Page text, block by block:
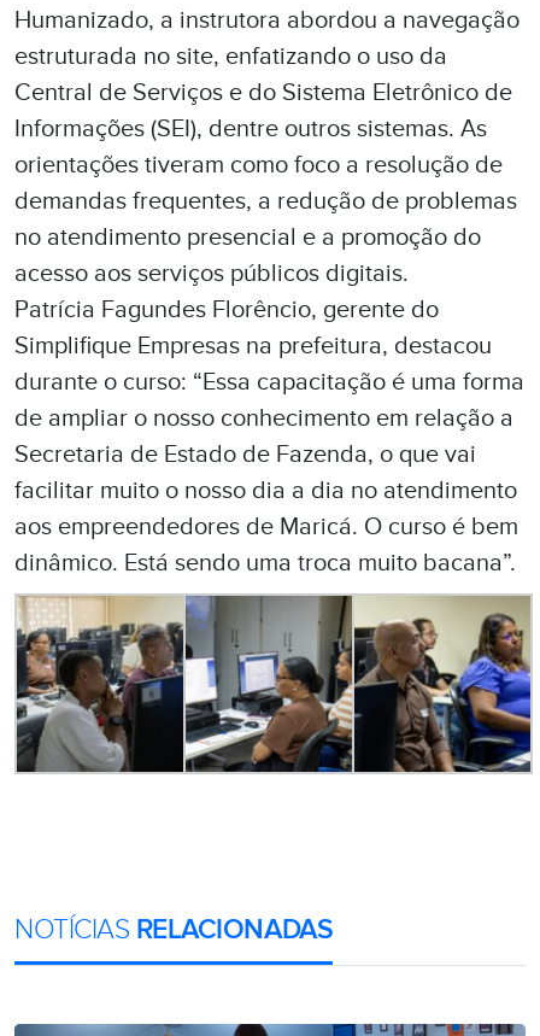
Humanizado, a instrutora abordou a navegação
estruturada no site, enfatizando o uso da
Central de Serviços e do Sistema Eletrônico de
Informações (SEI), dentre outros sistemas. As
orientações tiveram como foco a resolução de
demandas frequentes, a redução de problemas
no atendimento presencial e a promoção do
acesso aos serviços públicos digitais.
Patrícia Fagundes Florêncio, gerente do
Simplifique Empresas na prefeitura, destacou
durante o curso: “Essa capacitação é uma forma
de ampliar o nosso conhecimento em relação a
Secretaria de Estado de Fazenda, o que vai
facilitar muito o nosso dia a dia no atendimento
aos empreendedores de Maricá. O curso é bem
dinâmico. Está sendo uma troca muito bacana”.
NOTÍCIAS RELACIONADAS